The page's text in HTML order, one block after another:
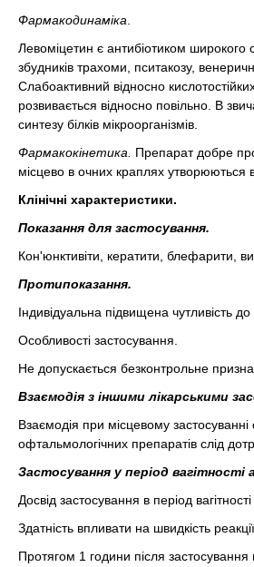
Фармакодинаміка
Левоміцетин є антибіотиком широкого
збудників трахоми, пситакозу,
Слабоактивний відносно
розвивається відносно повільно. В
синтезу білків мікроорганізмів.
Фармакокінетика.
Препарат добре
місцево в очних краплях утворюються
Клінічні характеристики.
Показання для застосування.
Кон'юнктивіти, кератити, блефарити,
Протипоказання.
Індивідуальна підвищена чутливість
Особливості застосування.
Не допускається безконтрольне
Взаємодія з іншими лікарськими
Взаємодія при місцевому
офтальмологічних препаратів слід
Застосування у період вагітності
Досвід застосування в період
Здатність впливати на швидкість
Протягом 1 години після